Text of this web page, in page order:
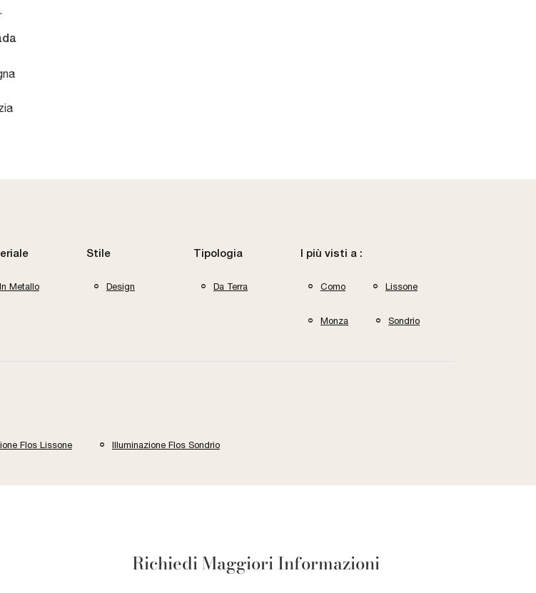
In Metallo
Stile
Design
Tipologia
Da Terra
I più visti a :
Como Lissone
Monza Sondrio
Flos Lissone Illuminazione Flos Sondrio
Richiedi Maggiori Informazioni